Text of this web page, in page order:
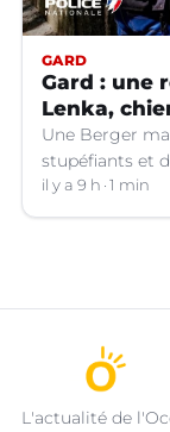
GARD
Gard : une
Lenka,
Une Berger
stupéfiants et
il y a 9 h 1 min
L'actualité de